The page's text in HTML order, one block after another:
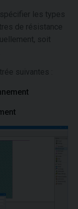
les types
de résistance
soit
suivantes :